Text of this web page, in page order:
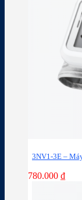
3NV1-3E –
780.000 ₫